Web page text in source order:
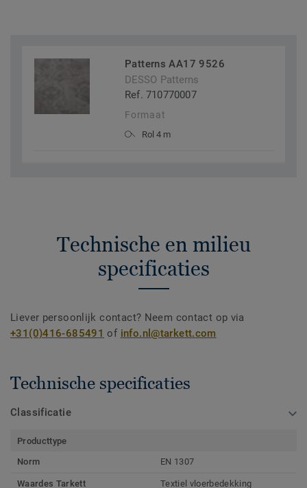
Patterns AA17 9526
DESSO Patterns
Ref. 710770007
Formaat
Rol 4 m
Technische en milieu
specificaties
Liever persoonlijk contact? Neem contact op via
+31(0)416-685491 of info.nl@tarkett.com
Technische specificaties
Classificatie
Producttype
Norm
EN 1307
Waardes Tarkett Textiel vloerbedekking